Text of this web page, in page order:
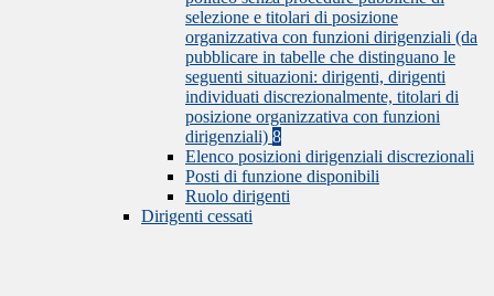
selezione e titolari di posizione
organizzativa con funzioni dirigenziali (da
pubblicare in tabelle che distinguano le
seguenti situazioni: dirigenti, dirigenti
individuati discrezionalmente, titolari di
posizione organizzativa con funzioni
dirigenziali) 8
Elenco posizioni dirigenziali discrezionali
Posti di funzione disponibili
Ruolo dirigenti
Dirigenti cessati